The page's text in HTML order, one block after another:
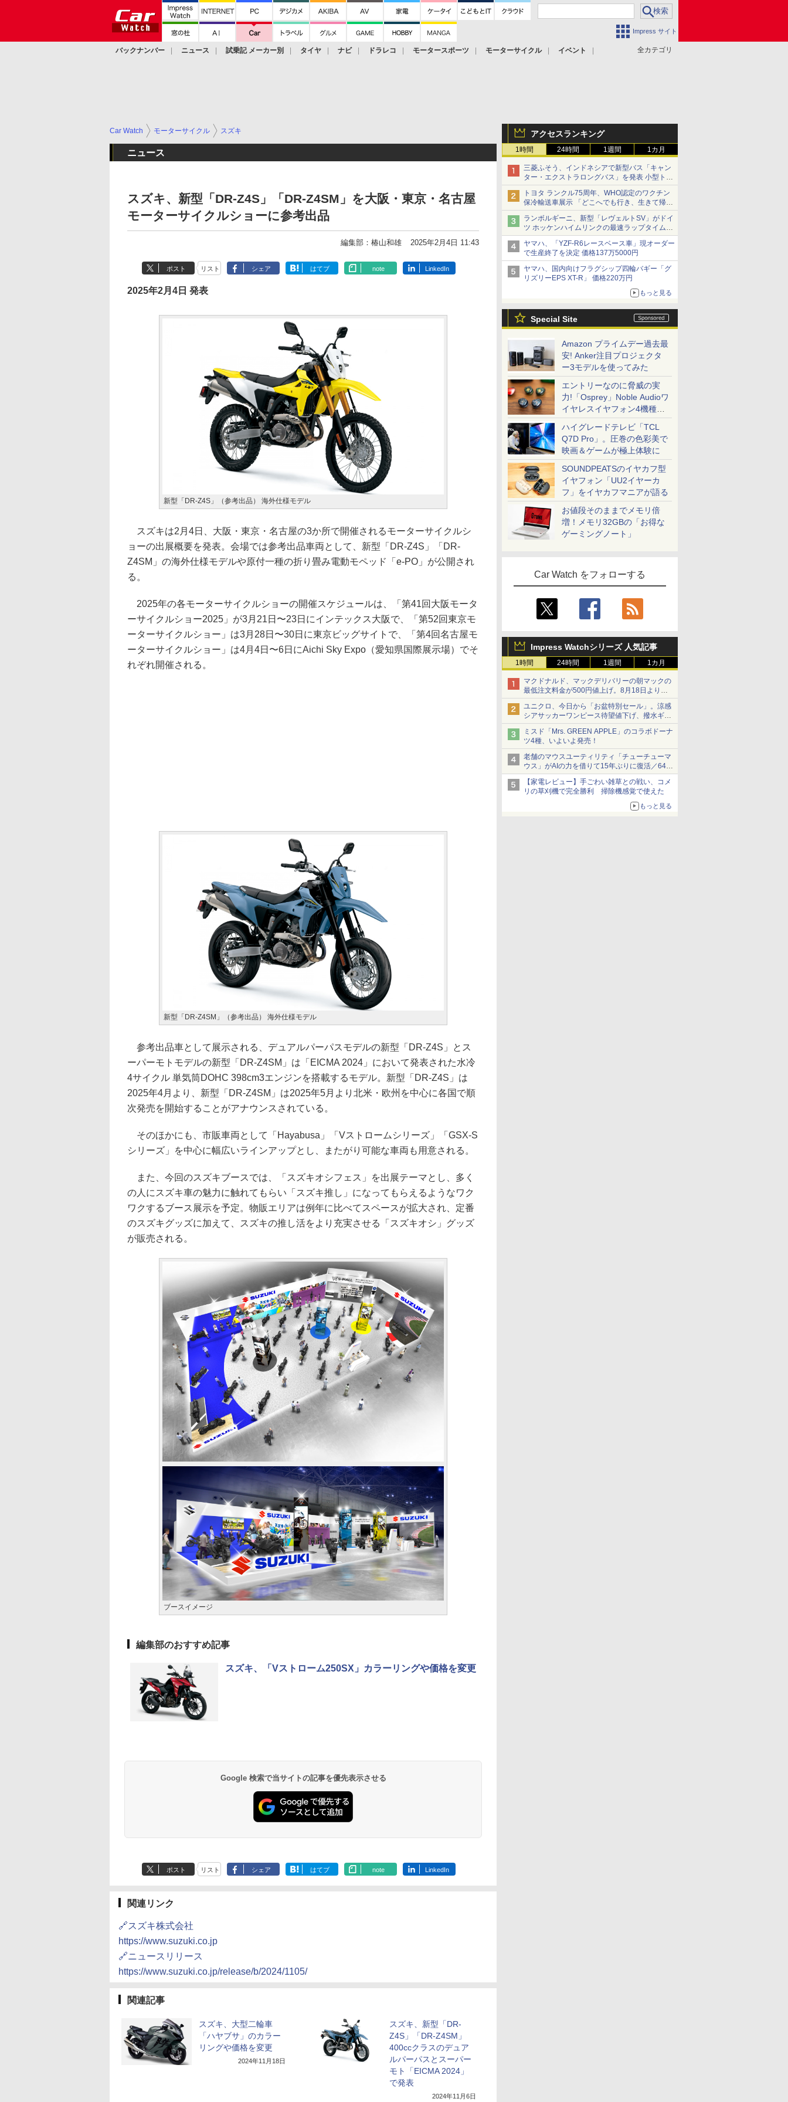
Impress サイト
全カテゴリ
バックナンバー ニュース 試乗記 メーカー別 タイヤ ナビ ドラレコ モータースポーツ モーターサイクル
イベント
アクセスランキング
1時間 24時間 1週間 1カ月
三菱ふそう、インドネシアで新型バス「キャン
ター・エクストラロングバス」を発表 小型トラ
ックベースの観光・旅客輸送向けバス
トヨタ ランクル75周年、WHO認定のワクチン
保冷輸送車展示 「どこへでも行き、生きて帰っ
てこられる」ランドクルーザーで命をつなぐ
ランボルギーニ、新型「レヴェルトSV」がドイ
ツ ホッケンハイムリンクの最速ラップタイムを
記録
ヤマハ、「YZF-R6レースベース車」現オーダー
で生産終了を決定 価格137万5000円
ヤマハ、国内向けフラグシップ四輪バギー「グ
リズリーEPS XT-R」 価格220万円
もっと見る
Special Site
Amazon プライムデー過去最
安! Anker注目プロジェクタ
ー3モデルを使ってみた
エントリーなのに脅威の実
力!「Osprey」Noble Audioワ
イヤレスイヤフォン4機種を
一気に聴く
ハイグレードテレビ「TCL
Q7D Pro」。圧巻の色彩美で
映画＆ゲームが極上体験に
SOUNDPEATSのイヤカフ型
イヤフォン「UU2イヤーカ
フ」をイヤカフマニアが語る
お値段そのままでメモリ倍
増！メモリ32GBの「お得な
ゲーミングノート」
Car Watch をフォローする
Impress Watchシリーズ 人気記事
1時間 24時間 1週間 1カ月
マクドナルド、マックデリバリーの朝マックの
最低注文料金が500円値上げ。8月18日より
1,500円から受付
ユニクロ、今日から「お盆特別セール」。涼感
シアサッカーワンピース待望値下げ、撥水ギア
ショーツは1990円に
ミスド「Mrs. GREEN APPLE」のコラボドーナ
ツ4種、いよいよ発売！
老舗のマウスユーティリティ「チューチューマ
ウス」がAIの力を借りて15年ぶりに復活／64bit
化、Windows 10/11、「Chrome」も走り回
る。復活記念で2026年末まで500円
【家電レビュー】手ごわい雑草との戦い、コメ
リの草刈機で完全勝利 掃除機感覚で使えた
もっと見る
Car Watch モーターサイクル スズキ
ニュース
スズキ、新型「DR-Z4S」「DR-Z4SM」を大阪・東京・名古屋
モーターサイクルショーに参考出品
編集部：椿山和雄 2025年2月4日 11:43
ポスト リスト シェア はてブ note LinkedIn
2025年2月4日 発表
新型「DR-Z4S」（参考出品） 海外仕様モデル
スズキは2月4日、大阪・東京・名古屋の3か所で開催されるモーターサイクルシ
ョーの出展概要を発表。会場では参考出品車両として、新型「DR-Z4S」「DR-
Z4SM」の海外仕様モデルや原付一種の折り畳み電動モペッド「e-PO」が公開され
る。
2025年の各モーターサイクルショーの開催スケジュールは、「第41回大阪モータ
ーサイクルショー2025」が3月21日〜23日にインテックス大阪で、「第52回東京モ
ーターサイクルショー」は3月28日〜30日に東京ビッグサイトで、「第4回名古屋モ
ーターサイクルショー」は4月4日〜6日にAichi Sky Expo（愛知県国際展示場）でそ
れぞれ開催される。
新型「DR-Z4SM」（参考出品） 海外仕様モデル
参考出品車として展示される、デュアルパーパスモデルの新型「DR-Z4S」とス
ーパーモトモデルの新型「DR-Z4SM」は「EICMA 2024」において発表された水冷
4サイクル 単気筒DOHC 398cm3エンジンを搭載するモデル。新型「DR-Z4S」は
2025年4月より、新型「DR-Z4SM」は2025年5月より北米・欧州を中心に各国で順
次発売を開始することがアナウンスされている。
そのほかにも、市販車両として「Hayabusa」「Vストロームシリーズ」「GSX-S
シリーズ」を中心に幅広いラインアップとし、またがり可能な車両も用意される。
また、今回のスズキブースでは、「スズキオシフェス」を出展テーマとし、多く
の人にスズキ車の魅力に触れてもらい「スズキ推し」になってもらえるようなワク
ワクするブース展示を予定。物販エリアは例年に比べてスペースが拡大され、定番
のスズキグッズに加えて、スズキの推し活をより充実させる「スズキオシ」グッズ
が販売される。
ブースイメージ
編集部のおすすめ記事
スズキ、「Vストローム250SX」カラーリングや価格を変更
Google 検索で当サイトの記事を優先表示させる
ポスト リスト シェア はてブ note LinkedIn
関連リンク
🔗スズキ株式会社
https://www.suzuki.co.jp
🔗ニュースリリース
https://www.suzuki.co.jp/release/b/2024/1105/
関連記事
スズキ、大型二輪車
「ハヤブサ」のカラー
リングや価格を変更
2024年11月18日
スズキ、新型「DR-
Z4S」「DR-Z4SM」
400ccクラスのデュア
ルパーパスとスーパー
モト「EICMA 2024」
で発表
2024年11月6日